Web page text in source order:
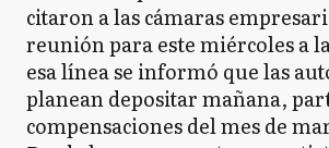
citaron a las cámaras
reunión para este miércoles a
esa línea se informó que las
planean depositar mañana,
compensaciones del mes de